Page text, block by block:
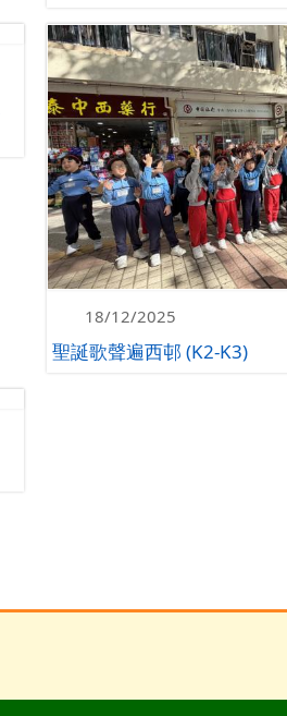
18/12/2025
聖誕歌聲遍西邨 (K2-K3)